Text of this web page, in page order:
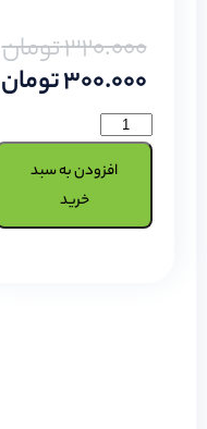
320.000تومان
300.000تومان
افزودن به سبد
خرید